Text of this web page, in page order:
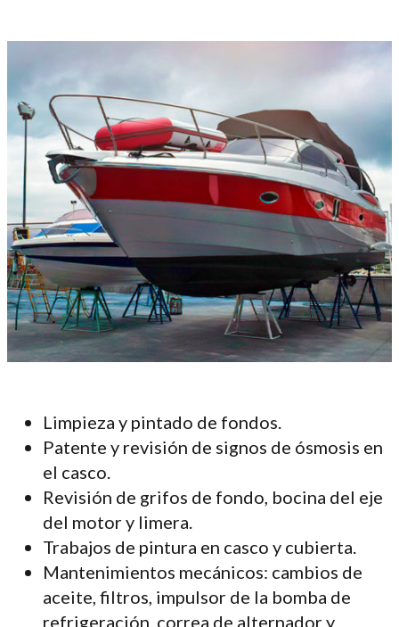
Limpieza y pintado de fondos.
Patente y revisión de signos de ósmosis en
el casco.
Revisión de grifos de fondo, bocina del eje
del motor y limera.
Trabajos de pintura en casco y cubierta.
Mantenimientos mecánicos: cambios de
aceite, filtros, impulsor de la bomba de
refrigeración, correa de alternador y